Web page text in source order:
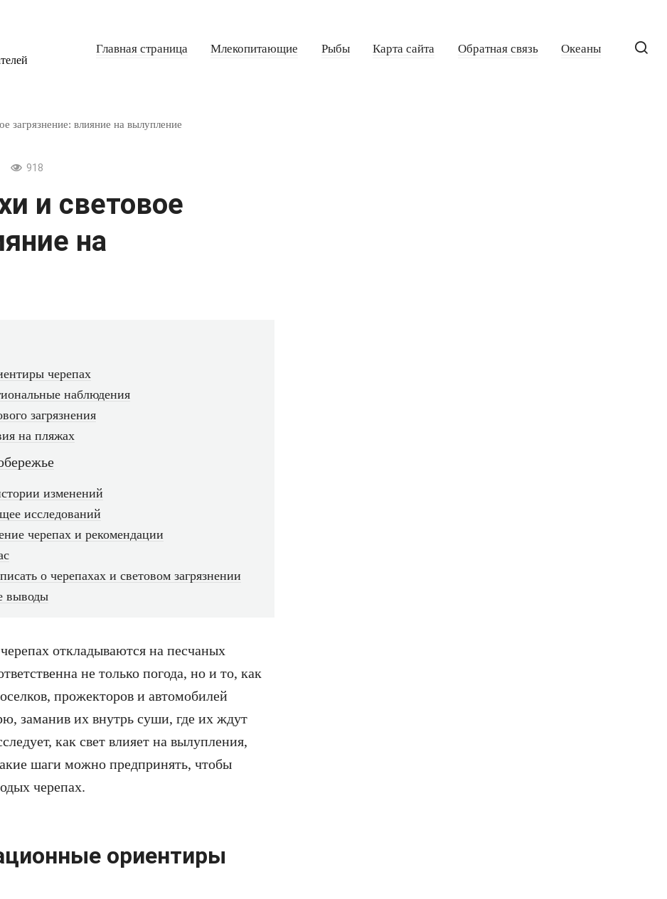
Главная страница Млекопитающие Рыбы Карта сайта Обратная связь Океаны
загрязнение: влияние на вылупление
918
и световое
на
черепах
наблюдения
загрязнения
на пляжах
изменений
исследований
черепах и рекомендации
о черепахах и световом загрязнении
выводы
откладываются на песчаных
не только погода, но и то, как
прожекторов и автомобилей
заманив их внутрь суши, где их ждут
как свет влияет на вылупления,
шаги можно предпринять, чтобы
черепах.
ориентиры